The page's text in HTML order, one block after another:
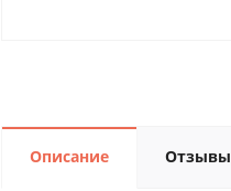
Описание Отзывы